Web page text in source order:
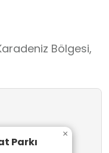
Parkı”
ve küçük olan
Bölgesi,
Parkı
×